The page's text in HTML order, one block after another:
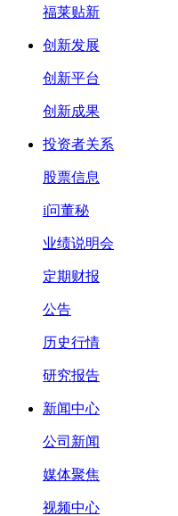
福莱贴新
创新发展
创新平台
创新成果
投资者关系
股票信息
i问董秘
业绩说明会
定期财报
公告
历史行情
研究报告
新闻中心
公司新闻
媒体聚焦
视频中心